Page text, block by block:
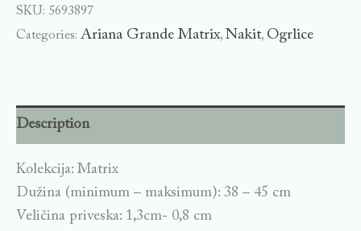
SKU: 5693897
Categories: Ariana Grande Matrix, Nakit, Ogrlice
Description
Kolekcija: Matrix
Dužina (minimum – maksimum): 38 – 45 cm
Veličina priveska: 1,3cm- 0,8 cm